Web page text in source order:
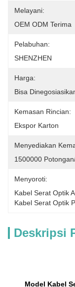
Melayani:
OEM ODM Terima
Pelabuhan:
SHENZHEN
Harga:
Bisa
Kemasan Rincian:
Ekspor Karton
Menyediakan
1500000
Menyoroti:
Kabel Serat Optik
Kabel Serat Optik
Deskripsi
Model Kabel